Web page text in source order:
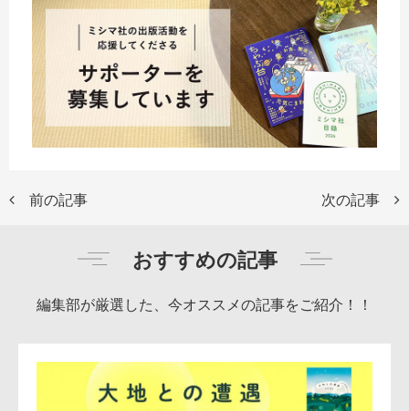
前の記事 次の記事
おすすめの記事
編集部が厳選した、今オススメの記事をご紹介！！